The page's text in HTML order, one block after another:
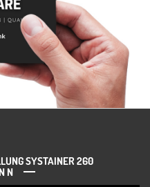
SYSTAINER 260
N